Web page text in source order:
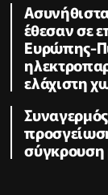
έθεσαν σε
Ευρώπης-
ελάχιστη
σύγκρουση